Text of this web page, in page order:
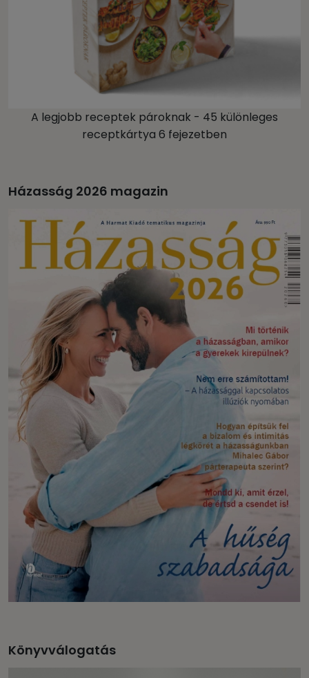
A legjobb receptek pároknak - 45 különleges
receptkártya 6 fejezetben
Házasság 2026 magazin
Könyvválogatás